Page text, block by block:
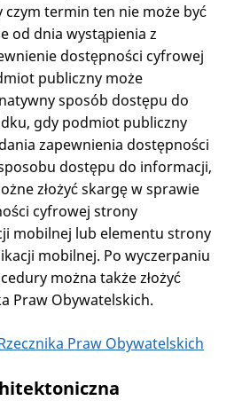
czym termin ten nie może być
od dnia wystąpienia z
dostępności cyfrowej
publiczny może
sposób dostępu do
gdy podmiot publiczny
zapewnienia dostępności
dostępu do informacji,
złożyć skargę w sprawie
cyfrowej strony
mobilnej lub elementu strony
mobilnej. Po wyczerpaniu
można także złożyć
Praw Obywatelskich.
Praw Obywatelskich